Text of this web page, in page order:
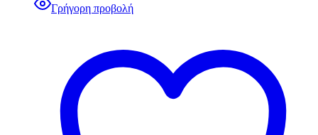
Γρήγορη προβολή